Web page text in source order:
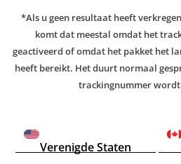
*Als u geen resultaat heeft
komt dat meestal omdat het
geactiveerd of omdat het pakket het
heeft bereikt. Het duurt normaal
trackingnummer wordt
Verenigde Staten